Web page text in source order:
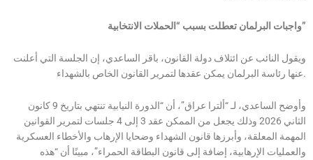
واجبات البرلمان تعطلت بسبب “الحملات الانتخابية”
ويقول النائب عن ائتلاف دولة القانون، باقر الساعدي، إن الجلسة التي أعلنت
عنها رئاسة البرلمان يمكن عقدها لتمرير القانون الخاص بالشهداء.
وأوضح الساعدي، لـ “ألترا عراق”، أن “الدورة النيابية تنتهي بتاريخ 9 كانون
الثاني 2026 وذلك يجعل من الممكن عقد 3 إلى 4 جلسات لتمرير القوانين
المهمة المعلقة، وأبرزها قانون الشهداء وضحايا الإرهاب والأخطاء العسكرية
والعمليات الإرهابية، إضافة إلى قانون البطاقة الحمراء”، مبينًا أن “هذه